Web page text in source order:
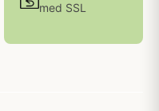
med SSL